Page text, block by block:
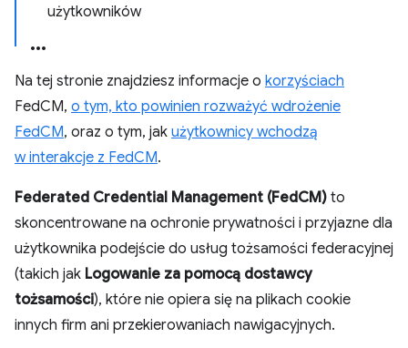
użytkowników
Na tej stronie znajdziesz informacje o korzyściach
FedCM, o tym, kto powinien rozważyć wdrożenie
FedCM, oraz o tym, jak użytkownicy wchodzą
w interakcje z FedCM.
Federated Credential Management (FedCM) to
skoncentrowane na ochronie prywatności i przyjazne dla
użytkownika podejście do usług tożsamości federacyjnej
(takich jak Logowanie za pomocą dostawcy
tożsamości), które nie opiera się na plikach cookie
innych firm ani przekierowaniach nawigacyjnych.